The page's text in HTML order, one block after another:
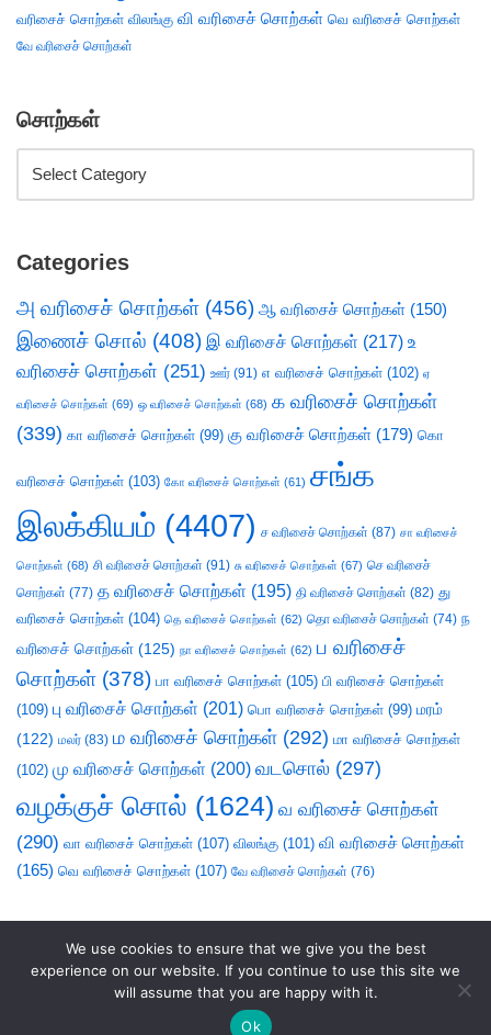
வரிசைச் சொற்கள் விலங்கு வி வரிசைச் சொற்கள் வெ வரிசைச் சொற்கள்
வே வரிசைச் சொற்கள்
சொற்கள்
Categories
அ வரிசைச் சொற்கள் (456) ஆ வரிசைச் சொற்கள் (150)
இணைச் சொல் (408) இ வரிசைச் சொற்கள் (217) உ
வரிசைச் சொற்கள் (251) ஊர் (91) எ வரிசைச் சொற்கள் (102) ஏ
வரிசைச் சொற்கள் (69) ஒ வரிசைச் சொற்கள் (68) க வரிசைச் சொற்கள்
(339) கா வரிசைச் சொற்கள் (99) கு வரிசைச் சொற்கள் (179) கொ
வரிசைச் சொற்கள் (103) கோ வரிசைச் சொற்கள் (61) சங்க
இலக்கியம் (4407) ச வரிசைச் சொற்கள் (87) சா வரிசைச்
சொற்கள் (68) சி வரிசைச் சொற்கள் (91) சு வரிசைச் சொற்கள் (67) செ வரிசைச்
சொற்கள் (77) த வரிசைச் சொற்கள் (195) தி வரிசைச் சொற்கள் (82) து
வரிசைச் சொற்கள் (104) தெ வரிசைச் சொற்கள் (62) தொ வரிசைச் சொற்கள் (74) ந
வரிசைச் சொற்கள் (125) நா வரிசைச் சொற்கள் (62) ப வரிசைச்
சொற்கள் (378) பா வரிசைச் சொற்கள் (105) பி வரிசைச் சொற்கள்
(109) பு வரிசைச் சொற்கள் (201) பொ வரிசைச் சொற்கள் (99) மரம்
(122) மலர் (83) ம வரிசைச் சொற்கள் (292) மா வரிசைச் சொற்கள்
(102) மு வரிசைச் சொற்கள் (200) வடசொல் (297)
வழக்குச் சொல் (1624) வ வரிசைச் சொற்கள்
(290) வா வரிசைச் சொற்கள் (107) விலங்கு (101) வி வரிசைச் சொற்கள்
(165) வெ வரிசைச் சொற்கள் (107) வே வரிசைச் சொற்கள் (76)
We use cookies to ensure that we give you the best
experience on our website. If you continue to use this site we
will assume that you are happy with it.
Ok